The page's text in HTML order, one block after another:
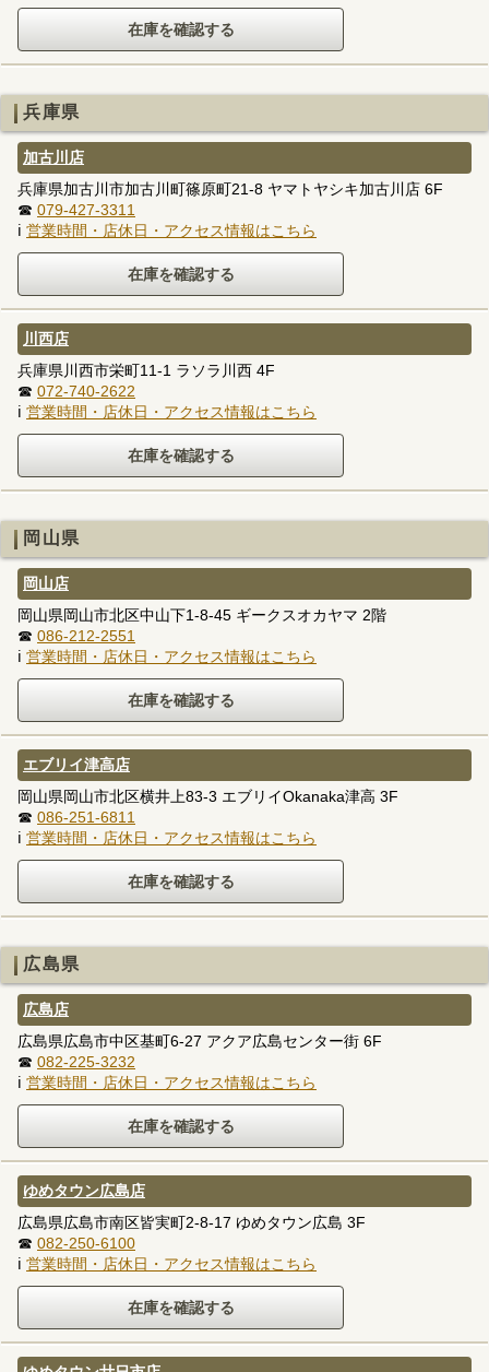
兵庫県
加古川店
兵庫県加古川市加古川町篠原町21-8 ヤマトヤシキ加古川店 6F
☎ 079-427-3311
ℹ 営業時間・店休日・アクセス情報はこちら
川西店
兵庫県川西市栄町11-1 ラソラ川西 4F
☎ 072-740-2622
ℹ 営業時間・店休日・アクセス情報はこちら
岡山県
岡山店
岡山県岡山市北区中山下1-8-45 ギークスオカヤマ 2階
☎ 086-212-2551
ℹ 営業時間・店休日・アクセス情報はこちら
エブリイ津高店
岡山県岡山市北区横井上83-3 エブリイOkanaka津高 3F
☎ 086-251-6811
ℹ 営業時間・店休日・アクセス情報はこちら
広島県
広島店
広島県広島市中区基町6-27 アクア広島センター街 6F
☎ 082-225-3232
ℹ 営業時間・店休日・アクセス情報はこちら
ゆめタウン広島店
広島県広島市南区皆実町2-8-17 ゆめタウン広島 3F
☎ 082-250-6100
ℹ 営業時間・店休日・アクセス情報はこちら